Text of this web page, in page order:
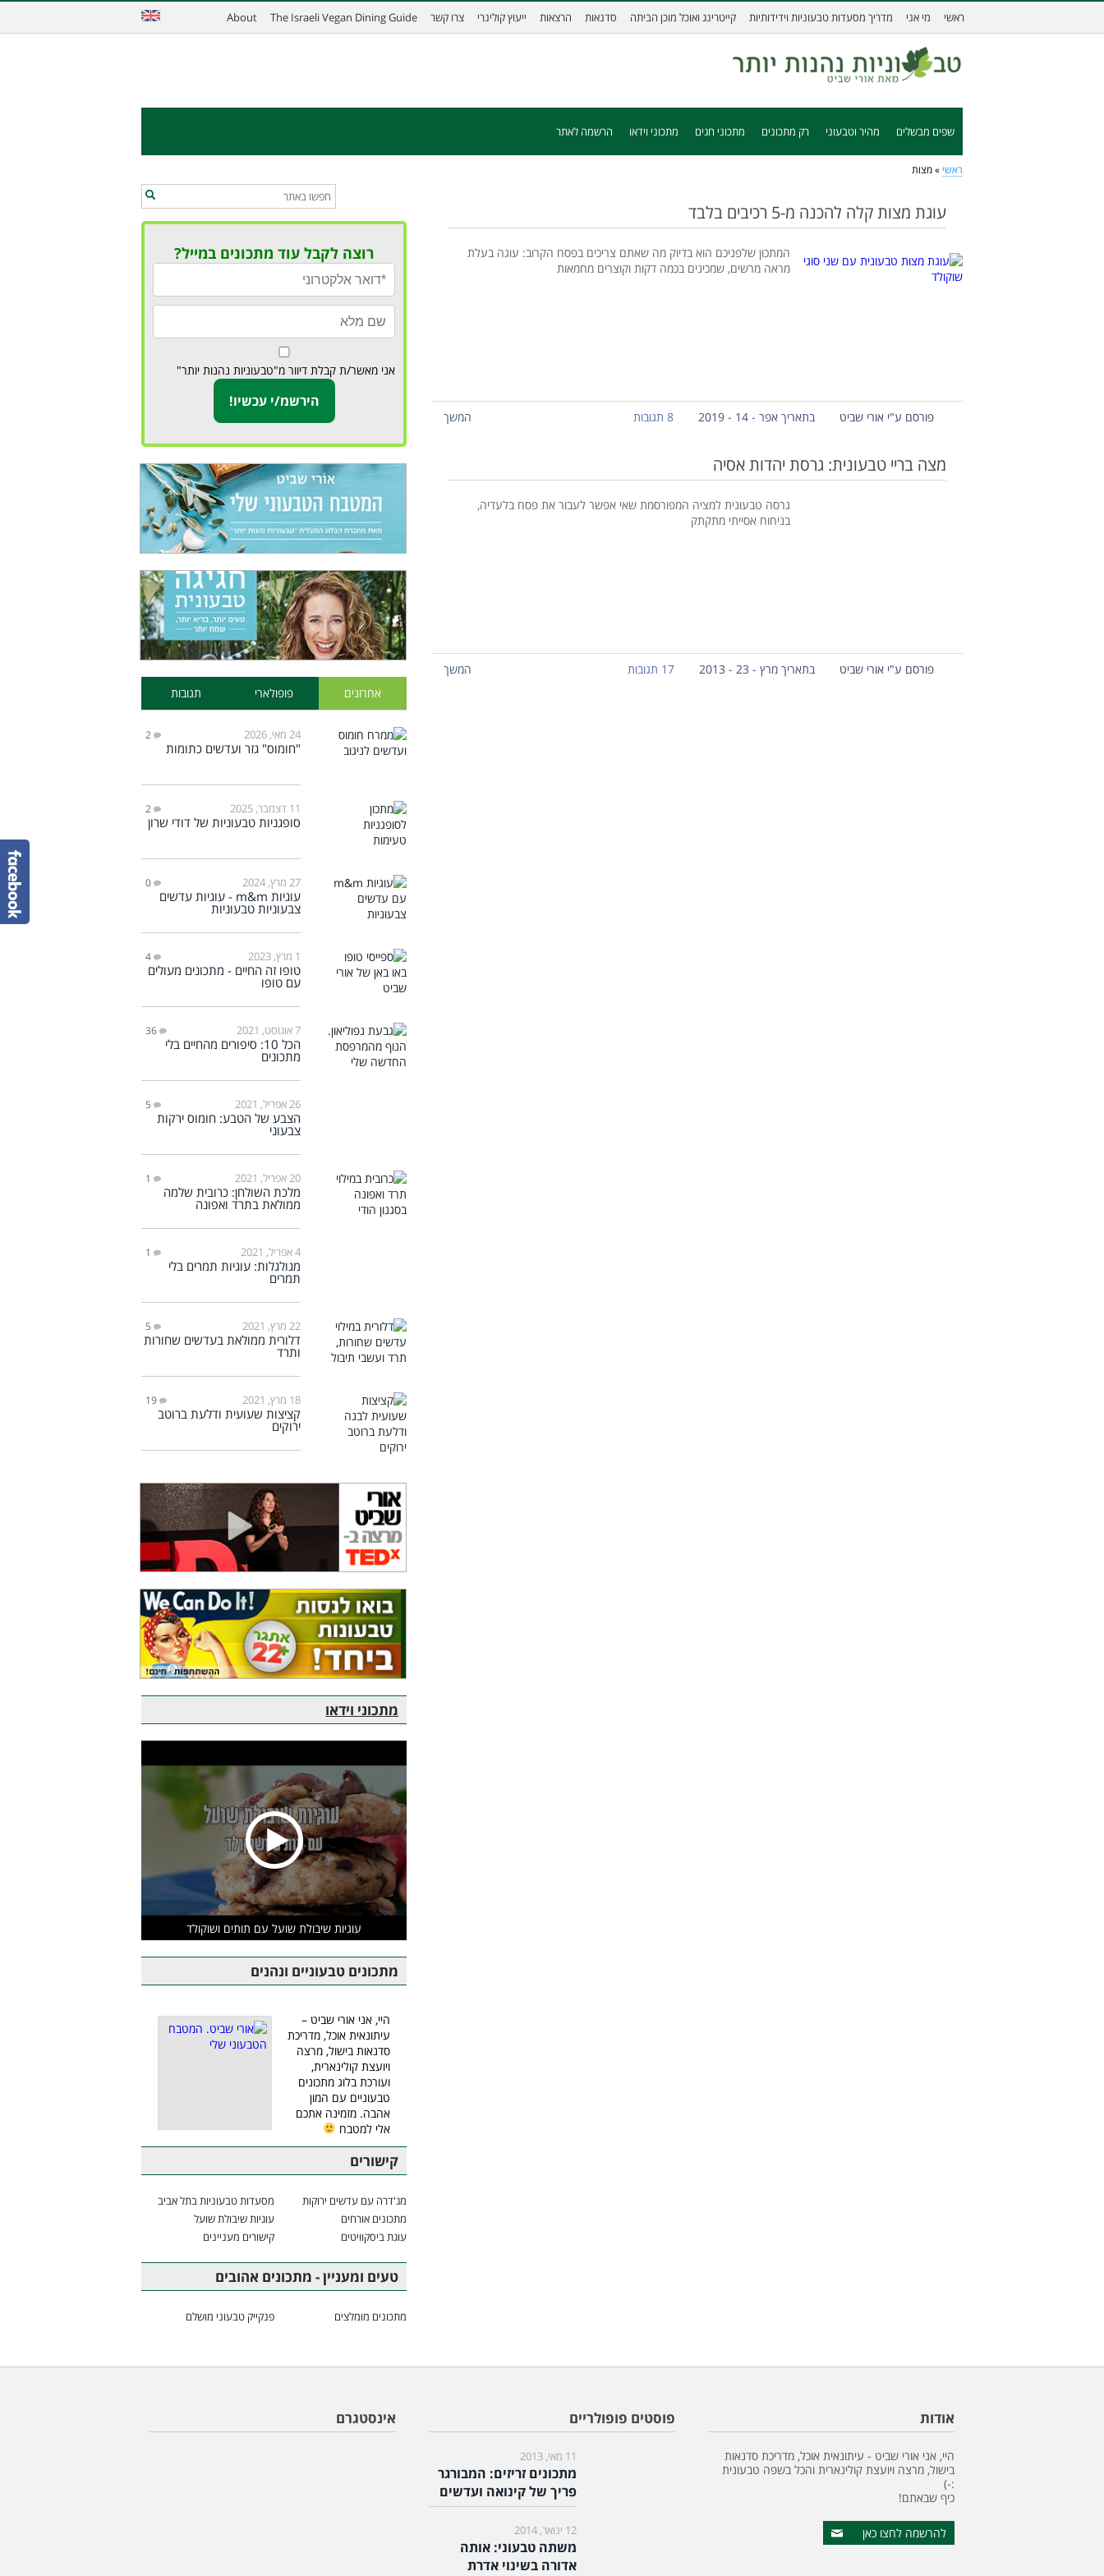
ראשי מי אני מדריך מסעדות טבעוניות וידידותיות קייטרינג ואוכל מוכן הביתה סדנאות הרצאות ייעוץ קולינרי צרו קשר The Israeli Vegan Dining Guide
About
שפים מבשלים מהיר וטבעוני רק מתכונים מתכוני חגים מתכוני וידאו הרשמה לאתר
ראשי » מצות
עוגת מצות קלה להכנה מ-5 רכיבים בלבד
המתכון שלפניכם הוא בדיוק מה שאתם צריכים בפסח הקרוב: עוגה בעלת
מראה מרשים, שמכינים בכמה דקות וקוצרים מחמאות
פורסם ע"י אורי שביט בתאריך אפר - 14 - 2019 8 תגובות המשך
מצה בריי טבעונית: גרסת יהדות אסיה
גרסה טבעונית למציה המפורסמת שאי אפשר לעבור את פסח בלעדיה,
בניחוח אסייתי מתקתק
פורסם ע"י אורי שביט בתאריך מרץ - 23 - 2013 17 תגובות המשך
רוצה לקבל עוד מתכונים במייל?
אני מאשר/ת קבלת דיוור מ"טבעוניות נהנות יותר"
אחרונים פופולארי תגובות
24 מאי, 2026 2
"חומוס" גזר ועדשים כתומות
11 דצמבר, 2025 2
סופגניות טבעוניות של דודי שרון
27 מרץ, 2024 0
עוגיות m&m - עוגיות עדשים
צבעוניות טבעוניות
1 מרץ, 2023 4
טופו זה החיים - מתכונים מעולים
עם טופו
7 אוגוסט, 2021 36
הכל 10: סיפורים מהחיים בלי
מתכונים
26 אפריל, 2021 5
הצבע של הטבע: חומוס ירקות
צבעוני
20 אפריל, 2021 1
מלכת השולחן: כרובית שלמה
ממולאת בתרד ואפונה
4 אפריל, 2021 1
מגולגלות: עוגיות תמרים בלי
תמרים
22 מרץ, 2021 5
דלורית ממולאת בעדשים שחורות
ותרד
18 מרץ, 2021 19
קציצות שעועית ודלעת ברוטב
ירוקים
מתכוני וידאו
עוגיות שיבולת שועל עם תותים ושוקולד
מתכונים טבעוניים ונהנים
היי, אני אורי שביט –
עיתונאית אוכל, מדריכת
סדנאות בישול, מרצה
ויועצת קולינארית,
ועורכת בלוג מתכונים
טבעוניים עם המון
אהבה. מזמינה אתכם
אלי למטבח
קישורים
מג'דרה עם עדשים ירוקות
מסעדות טבעוניות בתל אביב
מתכונים אורחים
עוגיות שיבולת שועל
עוגת ביסקוויטים
קישורים מעניינים
טעים ומעניין - מתכונים אהובים
מתכונים מומלצים פנקייק טבעוני מושלם
אודות
היי, אני אורי שביט - עיתונאית אוכל, מדריכת סדנאות
בישול, מרצה ויועצת קולינארית והכל בשפה טבעונית
:-)
כיף שבאתם!
להרשמה לחצו כאן
פוסטים פופולריים
11 מאי, 2013
מתכונים זריזים: המבורגר
פריך של קינואה ועדשים
12 ינואר, 2014
משתה טבעוני: אותה
אדורה בשינוי אדרת
אינסטגרם